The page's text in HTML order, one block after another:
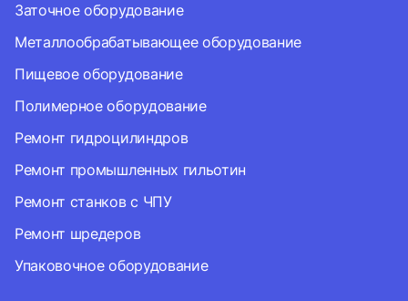
Заточное оборудование
Металлообрабатывающее оборудование
Пищевое оборудование
Полимерное оборудование
Ремонт гидроцилиндров
Ремонт промышленных гильотин
Ремонт станков с ЧПУ
Ремонт шредеров
Упаковочное оборудование